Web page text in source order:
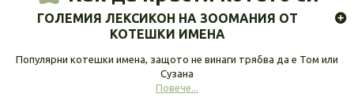
ГОЛЕМИЯ ЛЕКСИКОН НА ЗООМАНИЯ ОТ
КОТЕШКИ ИМЕНА
Популярни котешки имена, защото не винаги трябва да е Том или
Сузана
Повече...